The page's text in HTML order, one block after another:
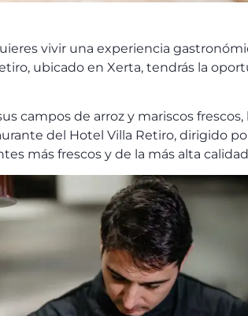
vivir una experiencia
ubicado en Xerta, tendrás la
campos de arroz y mariscos
del Hotel Villa Retiro, dirigido
más frescos y de la más alta